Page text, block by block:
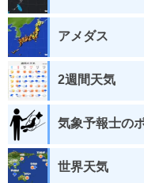
アメダス
2週間天気
気象予報士の
世界天気